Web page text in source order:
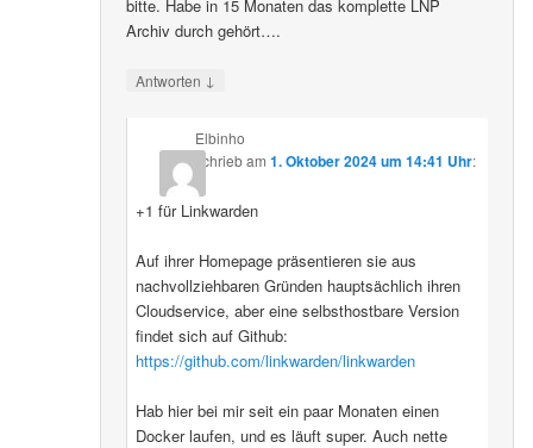
bitte. Habe in 15 Monaten das komplette LNP
Archiv durch gehört….
Antworten ↓
Elbinho
schriebam 1. Oktober 2024 um 14:41 Uhr:
+1 für Linkwarden
Auf ihrer Homepage präsentieren sie aus
nachvollziehbaren Gründen hauptsächlich ihren
Cloudservice, aber eine selbsthostbare Version
findet sich auf Github:
https://github.com/linkwarden/linkwarden
Hab hier bei mir seit ein paar Monaten einen
Docker laufen, und es läuft super. Auch nette